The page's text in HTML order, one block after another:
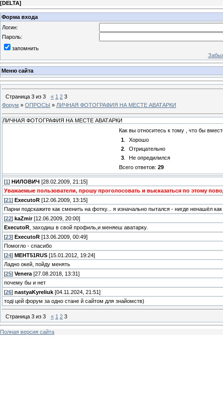
[DELTA]
Форма входа
Логин:
Пароль:
запомнить
Меню сайта
Страница 3 из 3 « 1 2 3
Форум » ОПРОСЫ » ЛИЧНАЯ ФОТОГРАФИЯ НА МЕСТЕ АВАТАРКИ
ЛИЧНАЯ ФОТОГРАФИЯ НА МЕСТЕ АВАТАРКИ
Как вы относитесь к тому , что бы
1
Хорошо
2
Отрицательно
3
Не опредилился
Всего ответов: 29
[1 ] НИЛОВИЧ [28.02.2009, 21:15]
Уважаемые пользователи, прошу проголосовать и высказаться по этому
[21 ] ExecutoR [12.06.2009, 13:15]
Парни подскажите как сменить на фотку... я изначально пытался - нигде ненашёл
[22] kaZmir[12.06.2009, 20:00]
ExecutoR , заходиш в свой профиль,и меняеш аватарку.
[23] ExecutoR [13.06.2009, 00:49]
Помогло - спасибо
[24] MEHT51RUS [15.01.2012, 19:24]
Ладно окей, пойду менять
[25] Venera [27.08.2018, 13:31]
почему бы и нет
[26] nastyaKyreliuk [04.11.2024, 21:51]
тоді цей форум за одно стане й сайтом для знайомств)
Страница 3 из 3 « 1 2 3
Полная версия сайта